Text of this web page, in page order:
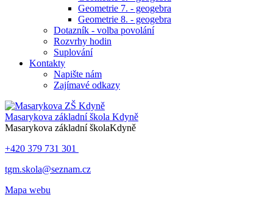
Geometrie 7. - geogebra
Geometrie 8. - geogebra
Dotazník - volba povolání
Rozvrhy hodin
Suplování
Kontakty
Napište nám
Zajímavé odkazy
Masarykova základní škola Kdyně
Masarykova základní školaKdyně
+420 379 731 301
tgm.skola@seznam.cz
Mapa webu